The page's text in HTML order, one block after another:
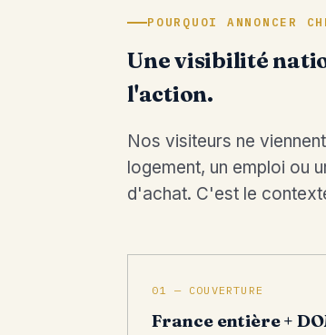
POURQUOI ANNONCER
Une visibilité
l'action.
Nos visiteurs ne
logement, un emploi ou
d'achat. C'est le
01 — COUVERTURE
France entière +